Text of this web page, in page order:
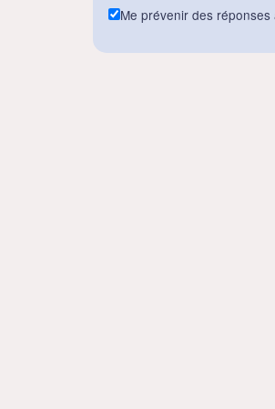
Me prévenir des